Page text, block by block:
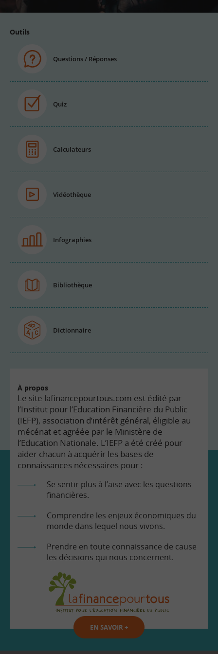
Outils
Questions / Réponses
Quiz
Calculateurs
Vidéothèque
Infographies
Bibliothèque
Dictionnaire
À propos
Le site lafinancepourtous.com est édité par
l’Institut pour l’Education Financière du Public
(IEFP), association d’intérêt général, éligible au
mécénat et agréée par le Ministère de
l’Education Nationale. L’IEFP a été créé pour
aider chacun à acquérir les bases de
connaissances nécessaires pour :
Se sentir plus à l’aise avec les questions
financières.
Comprendre les enjeux économiques du
monde dans lequel nous vivons.
Prendre en toute connaissance de cause
les décisions qui nous concernent.
EN SAVOIR +